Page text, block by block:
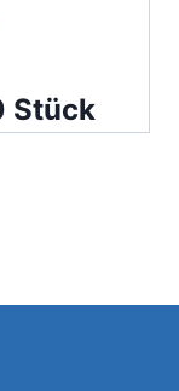
Stück